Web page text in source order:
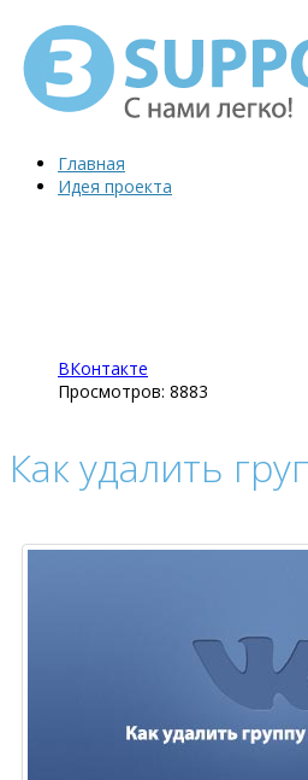
Главная
Идея проекта
ВКонтакте
Просмотров: 8883
Как удалить